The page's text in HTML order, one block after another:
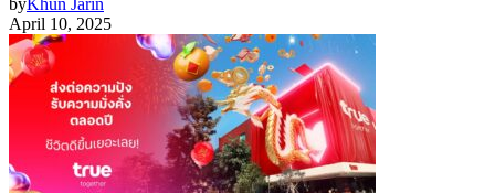
April 10, 2025